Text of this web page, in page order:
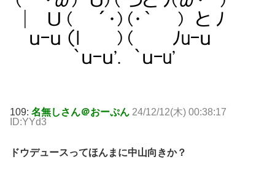
109: 名無しさん＠おーぷん 24/12/12(木) 00:38:17
ID:YYd3
ドウデュースってほんまに中山向きか？